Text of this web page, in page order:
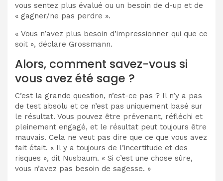
vous sentez plus évalué ou un besoin de d-up et de
« gagner/ne pas perdre ».
« Vous n’avez plus besoin d’impressionner qui que ce
soit », déclare Grossmann.
Alors, comment savez-vous si
vous avez été sage ?
C’est la grande question, n’est-ce pas ? Il n’y a pas
de test absolu et ce n’est pas uniquement basé sur
le résultat. Vous pouvez être prévenant, réfléchi et
pleinement engagé, et le résultat peut toujours être
mauvais. Cela ne veut pas dire que ce que vous avez
fait était. « Il y a toujours de l’incertitude et des
risques », dit Nusbaum. « Si c’est une chose sûre,
vous n’avez pas besoin de sagesse. »